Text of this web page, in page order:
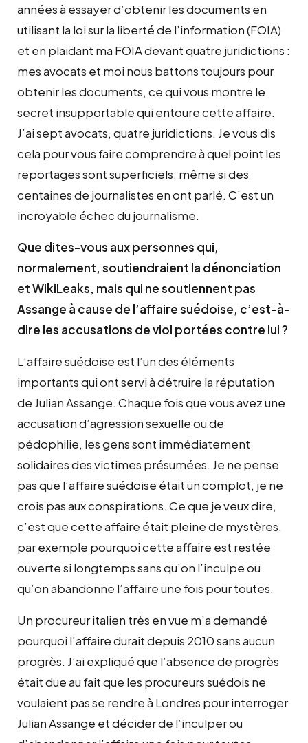
années à essayer d’obtenir les documents en
utilisant la loi sur la liberté de l’information (FOIA)
et en plaidant ma FOIA devant quatre juridictions :
mes avocats et moi nous battons toujours pour
obtenir les documents, ce qui vous montre le
secret insupportable qui entoure cette affaire.
J’ai sept avocats, quatre juridictions. Je vous dis
cela pour vous faire comprendre à quel point les
reportages sont superficiels, même si des
centaines de journalistes en ont parlé. C’est un
incroyable échec du journalisme.
Que dites-vous aux personnes qui,
normalement, soutiendraient la dénonciation
et WikiLeaks, mais qui ne soutiennent pas
Assange à cause de l’affaire suédoise, c’est-à-
dire les accusations de viol portées contre lui ?
L’affaire suédoise est l’un des éléments
importants qui ont servi à détruire la réputation
de Julian Assange. Chaque fois que vous avez une
accusation d’agression sexuelle ou de
pédophilie, les gens sont immédiatement
solidaires des victimes présumées. Je ne pense
pas que l’affaire suédoise était un complot, je ne
crois pas aux conspirations. Ce que je veux dire,
c’est que cette affaire était pleine de mystères,
par exemple pourquoi cette affaire est restée
ouverte si longtemps sans qu’on l’inculpe ou
qu’on abandonne l’affaire une fois pour toutes.
Un procureur italien très en vue m’a demandé
pourquoi l’affaire durait depuis 2010 sans aucun
progrès. J’ai expliqué que l’absence de progrès
était due au fait que les procureurs suédois ne
voulaient pas se rendre à Londres pour interroger
Julian Assange et décider de l’inculper ou